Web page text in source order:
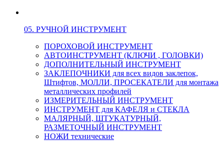
05. РУЧНОЙ ИНСТРУМЕНТ
ПОРОХОВОЙ ИНСТРУМЕНТ
АВТОИНСТРУМЕНТ (КЛЮЧИ , ГОЛОВКИ)
ДОПОЛНИТЕЛЬНЫЙ ИНСТРУМЕНТ
ЗАКЛЕПОЧНИКИ для всех видов заклепок,
Штифтов, МОЛЛИ, ПРОСЕКАТЕЛИ для монтажа
металлических профилей
ИЗМЕРИТЕЛЬНЫЙ ИНСТРУМЕНТ
ИНСТРУМЕНТ для КАФЕЛЯ и СТЕКЛА
МАЛЯРНЫЙ, ШТУКАТУРНЫЙ,
РАЗМЕТОЧНЫЙ ИНСТРУМЕНТ
НОЖИ технические